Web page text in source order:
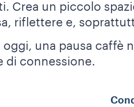
Crea un piccolo
riflettere e,
oggi, una pausa caffè
di connessione.